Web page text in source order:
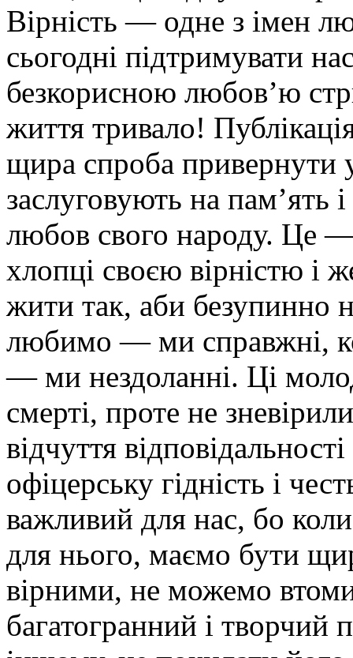
Вірність — одне з імен
сьогодні підтримувати
безкорисною любов’ю
життя тривало!
щира спроба привернути
заслуговують на пам’ять
любов свого народу. Це
хлопці своєю вірністю і
жити так, аби безупинно
любимо — ми справжні,
— ми нездоланні. Ці
смерті, проте не
відчуття
офіцерську гідність і
важливий для нас, бо
для нього, маємо бути
вірними, не можемо
багатогранний і творчий